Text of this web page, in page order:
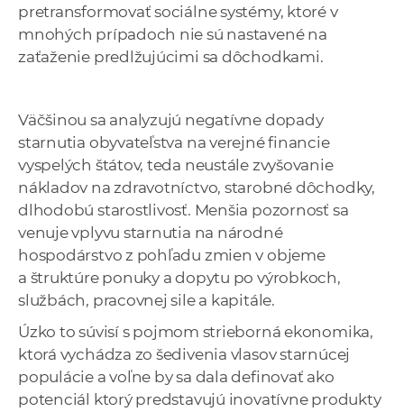
h
pretransformovať sociálne systémy, ktoré v
mnohých prípadoch nie sú nastavené na
zaťaženie predlžujúcimi sa dôchodkami.
Väčšinou sa analyzujú negatívne dopady
starnutia obyvateľstva na verejné financie
vyspelých štátov, teda neustále zvyšovanie
nákladov na zdravotníctvo, starobné dôchodky,
dlhodobú starostlivosť. Menšia pozornosť sa
venuje vplyvu starnutia na národné
hospodárstvo z pohľadu zmien v objeme
a štruktúre ponuky a dopytu po výrobkoch,
službách, pracovnej sile a kapitále.
Úzko to súvisí s pojmom strieborná ekonomika,
ktorá vychádza zo šedivenia vlasov starnúcej
populácie a voľne by sa dala definovať ako
potenciál ktorý predstavujú inovatívne produkty